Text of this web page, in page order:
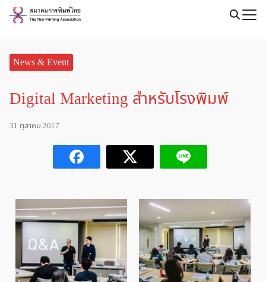
Skip
News & Event
Digital Marketing สำหรับโรงพิมพ์
31 ตุลาคม 2017